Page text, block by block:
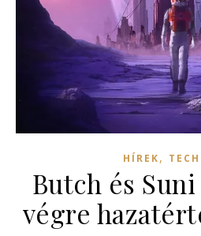
HÍREK,
Butch és
végre